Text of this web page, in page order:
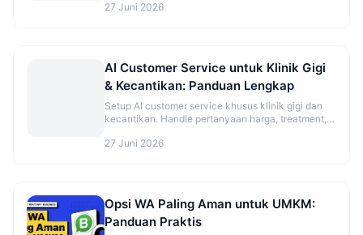
27 Juni 2026
AI Customer Service untuk Klinik Gigi
& Kecantikan: Panduan Lengkap
Setup AI customer service khusus klinik gigi dan
kecantikan. Handle pertanyaan harga, treatment,
27 Juni 2026
Opsi WA Paling Aman untuk UMKM:
Panduan Praktis